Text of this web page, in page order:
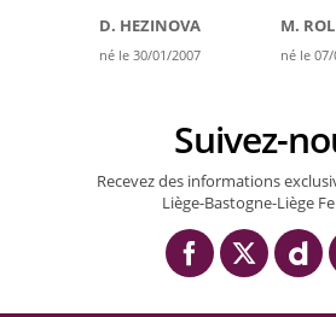
D. HEZINOVA
né le 30/01/2007
M.
né le
Suivez-
Recevez des informations
Liège-Bastogne-Liège